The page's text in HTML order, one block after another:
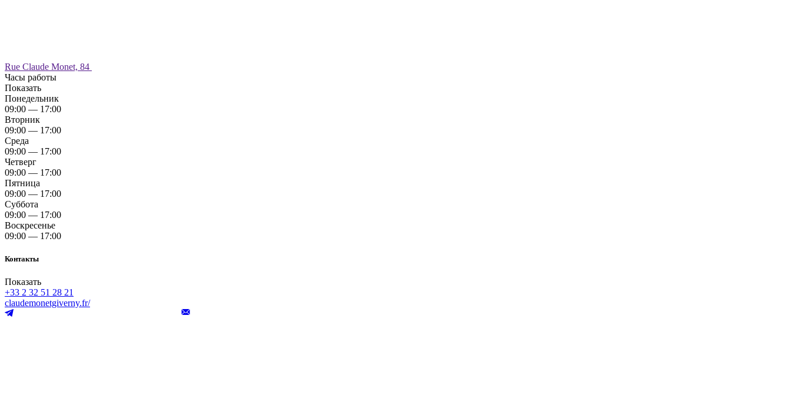
Rue Claude Monet, 84
Часы работы
Показать
Понедельник
09:00 — 17:00
Вторник
09:00 — 17:00
Среда
09:00 — 17:00
Четверг
09:00 — 17:00
Пятница
09:00 — 17:00
Суббота
09:00 — 17:00
Воскресенье
09:00 — 17:00
Контакты
Показать
+33 2 32 51 28 21
claudemonetgiverny.fr/